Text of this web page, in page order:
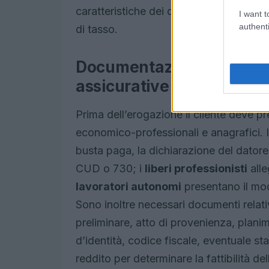
I want
caratteristiche dei due tipi,
di tasso.
Documentazione
assicurative
Prima dell’erogazione il cliente deve
economico-professionali e anagrafici. I
busta paga, la dichiarazione del
CUD o 730; i liberi professionisti
lavoratori autonomi presentano il
Sono inoltre necessari documenti
preliminare, atto di provenienza,
d’identità, codice fiscale, eventuale
reddito per determinare la fattibilità